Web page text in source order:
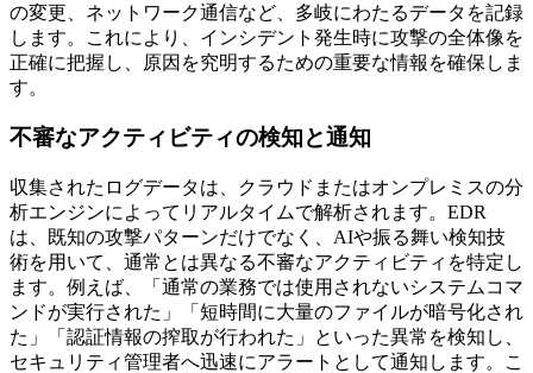
の変更、ネットワーク通信など、多岐にわたるデータを記録
します。これにより、インシデント発生時に攻撃の全体像を
正確に把握し、原因を究明するための重要な情報を確保しま
す。
不審なアクティビティの検知と通知
収集されたログデータは、クラウドまたはオンプレミスの分
析エンジンによってリアルタイムで解析されます。EDR
は、既知の攻撃パターンだけでなく、AIや振る舞い検知技
術を用いて、通常とは異なる不審なアクティビティを特定し
ます。例えば、「通常の業務では使用されないシステムコマ
ンドが実行された」「短時間に大量のファイルが暗号化され
た」「認証情報の搾取が行われた」といった異常を検知し、
セキュリティ管理者へ迅速にアラートとして通知します。こ